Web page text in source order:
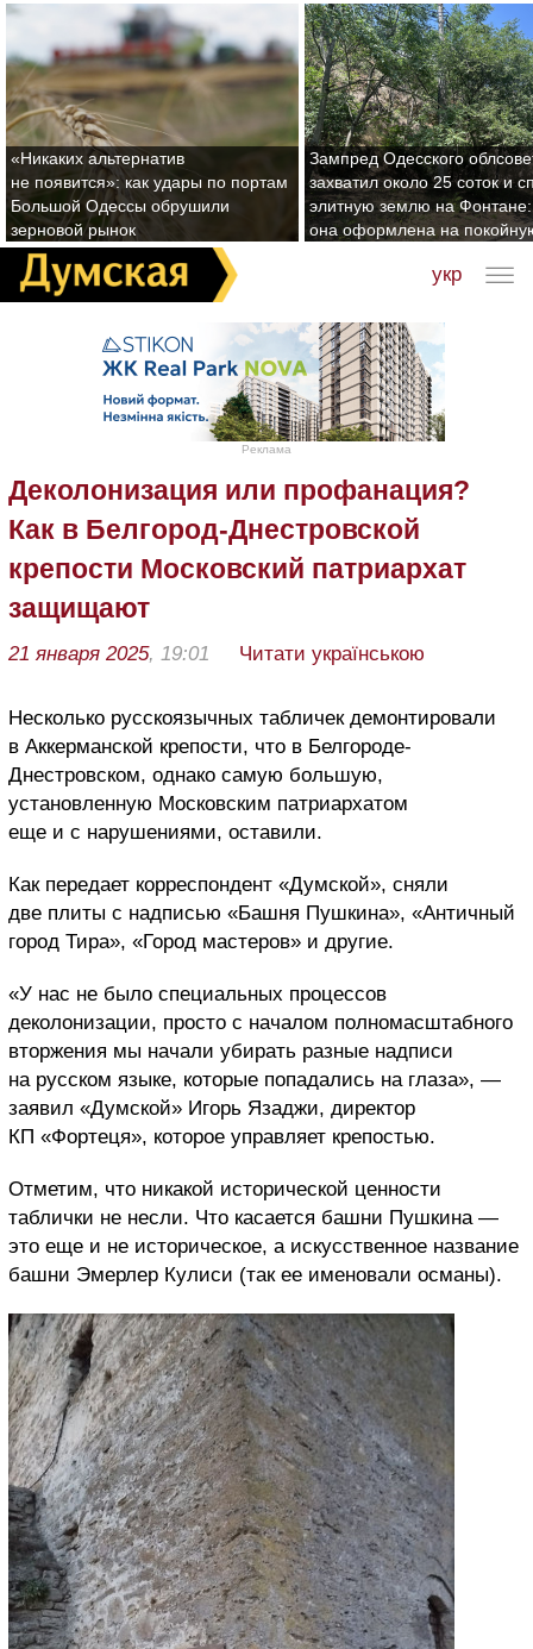
«Никаких альтернатив
не появится»: как удары по портам
Большой Одессы обрушили
зерновой рынок
Зампред Одесского
захватил около 25 соток и
элитную землю на Фонтане:
она оформлена на
укр
Реклама
Деколонизация или профанация?
Как в Белгород-Днестровской
крепости Московский патриархат
защищают
21 января 2025, 19:01 Читати українською
Несколько русскоязычных табличек демонтировали
в Аккерманской крепости, что в Белгороде-
Днестровском, однако самую большую,
установленную Московским патриархатом
еще и с нарушениями, оставили.
Как передает корреспондент «Думской», сняли
две плиты с надписью «Башня Пушкина», «Античный
город Тира», «Город мастеров» и другие.
«У нас не было специальных процессов
деколонизации, просто с началом полномасштабного
вторжения мы начали убирать разные надписи
на русском языке, которые попадались на глаза», —
заявил «Думской» Игорь Язаджи, директор
КП «Фортеця», которое управляет крепостью.
Отметим, что никакой исторической ценности
таблички не несли. Что касается башни Пушкина —
это еще и не историческое, а искусственное название
башни Эмерлер Кулиси (так ее именовали османы).